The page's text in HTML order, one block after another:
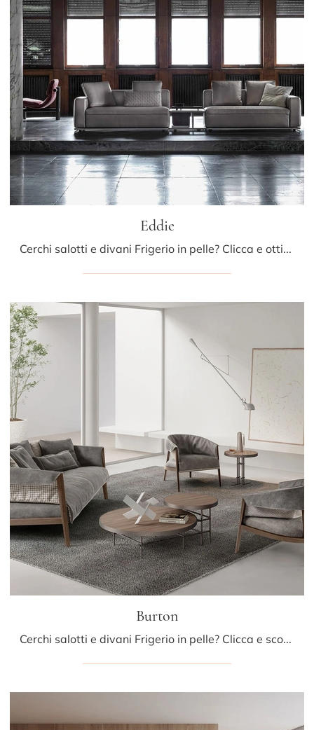
Eddie
Cerchi salotti e divani Frigerio in pelle? Clicca e ottieni informazioni sul modello Eddie per spazi design.
Burton
Cerchi salotti e divani Frigerio in pelle? Clicca e scopri di più sul modello Burton per spazi design.